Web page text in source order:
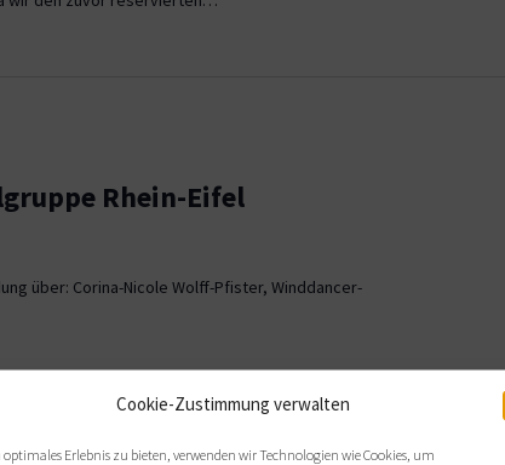
Cookie-Zustimmung verwalten
Erlebnis zu bieten, verwenden wir Technologien wie Cookies, um
Rhein-Eifel
über: Corina-Nicole Wolff-Pfister, Winddancer-
OWL